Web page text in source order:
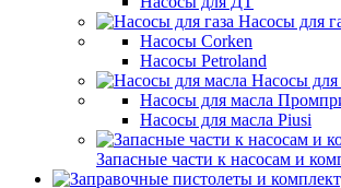
Насосы для
Насосы Corken
Насосы Petroland
Насосы для
Насосы для масла
Насосы для масла Piusi
Запасные части к насосам и